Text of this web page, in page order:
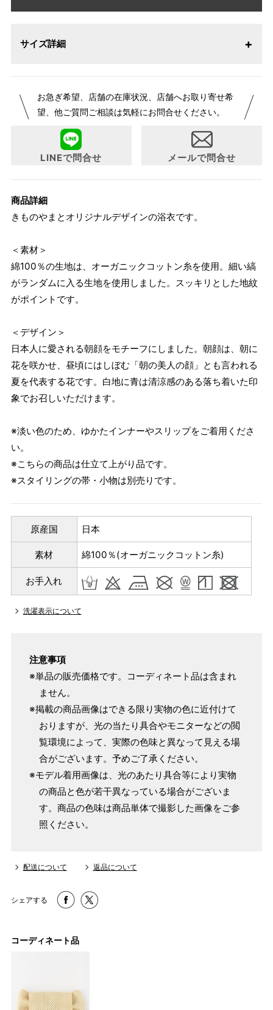
サイズ詳細
お急ぎ希望、店舗の在庫状況、店舗へお取り寄せ希
望、他ご質問ご相談は気軽にお問合せください。
LINEで問合せ メールで問合せ
商品詳細
きものやまとオリジナルデザインの浴衣です。
＜素材＞
綿100％の生地は、オーガニックコットン糸を使用。細い縞
がランダムに入る生地を使用しました。スッキリとした地紋
がポイントです。
＜デザイン＞
日本人に愛される朝顔をモチーフにしました。朝顔は、朝に
花を咲かせ、昼頃にはしぼむ「朝の美人の顔」とも言われる
夏を代表する花です。白地に青は清涼感のある落ち着いた印
象でお召しいただけます。
※淡い色のため、ゆかたインナーやスリップをご着用くださ
い。
※こちらの商品は仕立て上がり品です。
※スタイリングの帯・小物は別売りです。
原産国 日本
素材 綿100％(オーガニックコットン糸)
お手入れ
洗濯表示について
注意事項
※単品の販売価格です。コーディネート品は含まれ
ません。
※掲載の商品画像はできる限り実物の色に近付けて
おりますが、光の当たり具合やモニターなどの閲
覧環境によって、実際の色味と異なって見える場
合がございます。予めご了承ください。
※モデル着用画像は、光のあたり具合等により実物
の商品と色が若干異なっている場合がございま
す。商品の色味は商品単体で撮影した画像をご参
照ください。
配送について 返品について
シェアする
コーディネート品